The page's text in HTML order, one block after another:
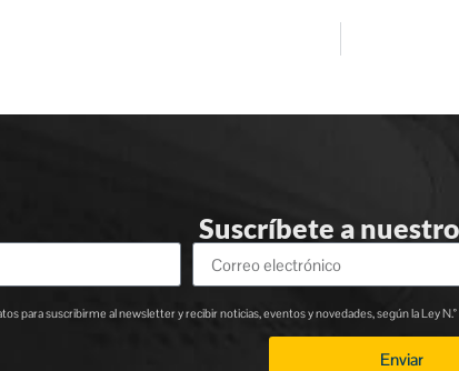
Suscríbete a
para suscribirme al newsletter y recibir noticias, eventos y novedades, según la Ley
Enviar